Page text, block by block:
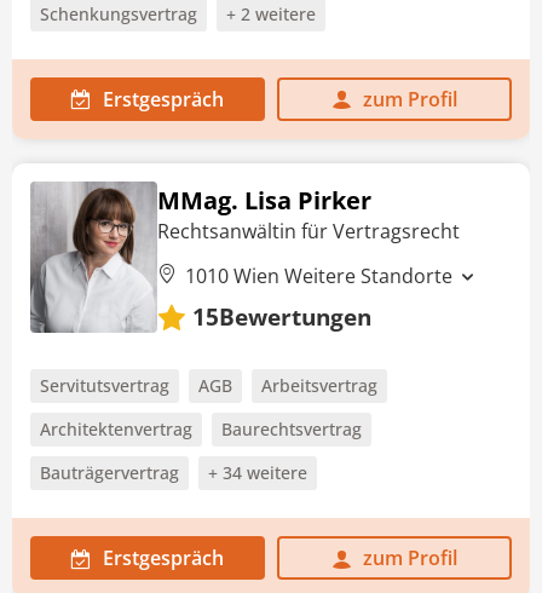
Schenkungsvertrag
+ 2 weitere
Erstgespräch zum Profil
MMag. Lisa Pirker
Rechtsanwältin für Vertragsrecht
1010 Wien Weitere Standorte
15Bewertungen
Servitutsvertrag AGB
Arbeitsvertrag
Architektenvertrag
Baurechtsvertrag
Bauträgervertrag
+ 34 weitere
Erstgespräch zum Profil